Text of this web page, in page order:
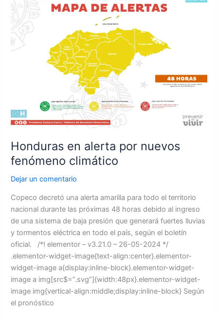
Honduras en alerta por nuevos
fenómeno climático
Dejar un comentario
Copeco decretó una alerta amarilla para todo el territorio
nacional durante las próximas 48 horas debido al ingreso
de una sistema de baja presión que generará fuertes lluvias
y tormentos eléctrica en todo el país, según el boletín
oficial. /*! elementor – v3.21.0 – 26-05-2024 */
.elementor-widget-image{text-align:center}.elementor-
widget-image a{display:inline-block}.elementor-widget-
image a img[src$=”.svg”]{width:48px}.elementor-widget-
image img{vertical-align:middle;display:inline-block} Según
el pronóstico
alerta
nuevos
fenómeno